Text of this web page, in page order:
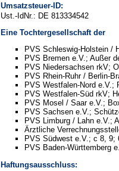
Umsatzsteuer-ID:
Ust.-IdNr.: DE 813334542
Eine Tochtergesellschaft der
PVS Schleswig-Holstein /
PVS Bremen e.V.; Außer
PVS Niedersachsen rkV;
PVS Rhein-Ruhr / Berlin-
PVS Westfalen-Nord e.V.;
PVS Westfalen-Süd rkV;
PVS Mosel / Saar e.V.;
PVS Sachsen e.V.;
PVS Limburg / Lahn e.V.;
Ärztliche
PVS Südwest e.V.; c 8, 9;
PVS Baden-Württemberg
Haftungsausschluss: